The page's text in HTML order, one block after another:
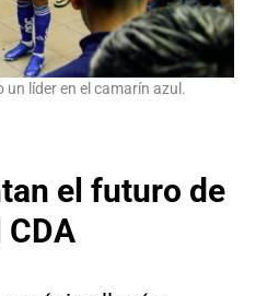
un líder en el camarín azul.
el futuro de
CDA